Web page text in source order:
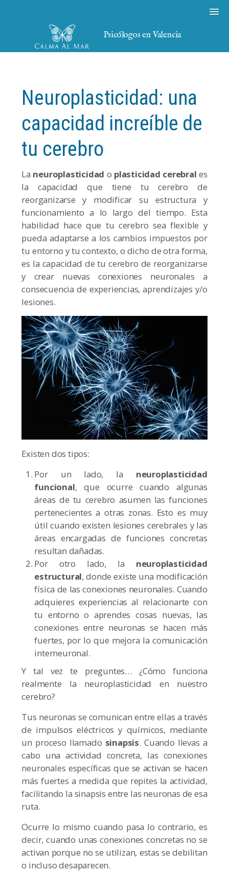
Psicólogos en Valencia
Neuroplasticidad: una
capacidad increíble de
tu cerebro
La neuroplasticidad o plasticidad cerebral es
la capacidad que tiene tu cerebro de
reorganizarse y modificar su estructura y
funcionamiento a lo largo del tiempo. Esta
habilidad hace que tu cerebro sea flexible y
pueda adaptarse a los cambios impuestos por
tu entorno y tu contexto, o dicho de otra forma,
es la capacidad de tu cerebro de reorganizarse
y crear nuevas conexiones neuronales a
consecuencia de experiencias, aprendizajes y/o
lesiones.
Existen dos tipos:
Por un lado, la neuroplasticidad
funcional, que ocurre cuando algunas
áreas de tu cerebro asumen las funciones
pertenecientes a otras zonas. Esto es muy
útil cuando existen lesiones cerebrales y las
áreas encargadas de funciones concretas
resultan dañadas.
Por otro lado, la neuroplasticidad
estructural, donde existe una modificación
física de las conexiones neuronales. Cuando
adquieres experiencias al relacionarte con
tu entorno o aprendes cosas nuevas, las
conexiones entre neuronas se hacen más
fuertes, por lo que mejora la comunicación
interneuronal.
Y tal vez te preguntes… ¿Cómo funciona
realmente la neuroplasticidad en nuestro
cerebro?
Tus neuronas se comunican entre ellas a través
de impulsos eléctricos y químicos, mediante
un proceso llamado sinapsis. Cuando llevas a
cabo una actividad concreta, las conexiones
neuronales específicas que se activan se hacen
más fuertes a medida que repites la actividad,
facilitando la sinapsis entre las neuronas de esa
ruta.
Ocurre lo mismo cuando pasa lo contrario, es
decir, cuando unas conexiones concretas no se
activan porque no se utilizan, estas se debilitan
o incluso desaparecen.